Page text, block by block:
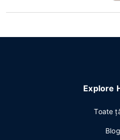
Explore
Toate
Blog